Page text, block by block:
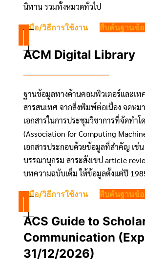
นิทาน รวมทั้งหมวดทั่วไป
คู่มือ/วิธีการใช้งาน สืบค้นฐานข้
ACM Digital Library
ฐานข้อมูลทางด้านคอมพิวเตอร์และเท
สารสนเทศ จากสิ่งพิมพ์ต่อเนื่อง จดหม
เอกสารในการประชุมวิชาการที่จัดทำโ
(Association for Computing
เอกสารประกอบด้วยข้อมูลที่สำคัญ เช่น
บรรณานุกรม สาระสังเขป article
บทความฉบับเต็ม ให้ข้อมูลตั้งแต่ปี
คู่มือ/วิธีการใช้งาน สืบค้นฐานข้
ACS Guide to
Communication
31/12/2026)